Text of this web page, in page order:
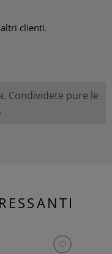
clienti.
Condividete pure le